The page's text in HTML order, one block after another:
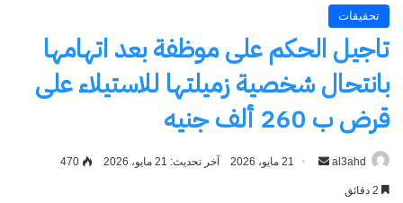
تحقيقات
تاجيل الحكم على موظفة بعد اتهامها
بانتحال شخصية زميلتها للاستيلاء على
قرض ب 260 ألف جنيه
al3ahd
أرسل
21 مايو، 2026 آخر تحديث: 21 مايو، 2026 470